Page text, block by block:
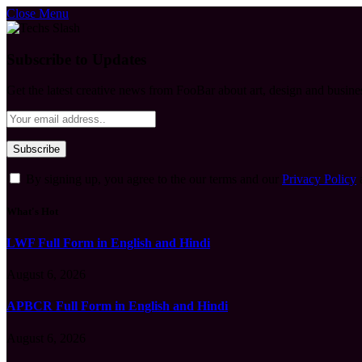
Close Menu
Privacy Policy
LWF Full Form in English and Hindi
APBCR Full Form in English and Hindi